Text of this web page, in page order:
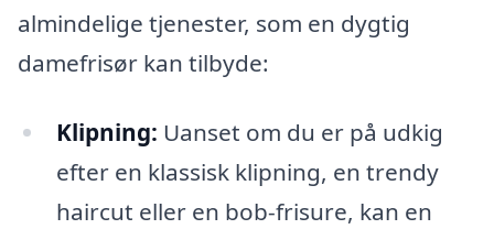
almindelige tjenester, som en dygtig
damefrisør kan tilbyde:
Klipning: Uanset om du er på udkig
efter en klassisk klipning, en trendy
haircut eller en bob-frisure, kan en